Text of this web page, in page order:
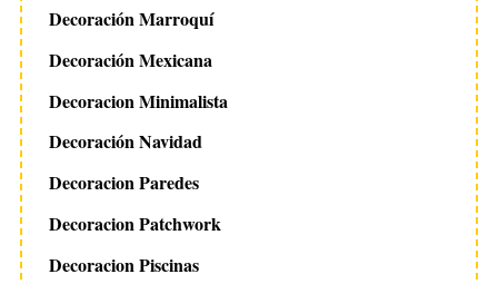
Decoración Marroquí
Decoración Mexicana
Decoracion Minimalista
Decoración Navidad
Decoracion Paredes
Decoracion Patchwork
Decoracion Piscinas